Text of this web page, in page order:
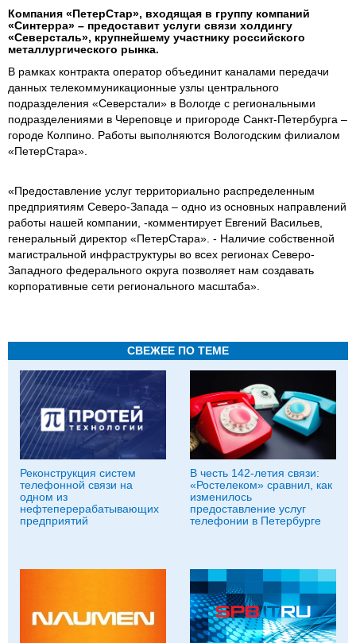
Компания «ПетерСтар», входящая в группу компаний
«Синтерра» – предоставит услуги связи холдингу
«Северсталь», крупнейшему участнику российского
металлургического рынка.
В рамках контракта оператор объединит каналами передачи
данных телекоммуникационные узлы центрального
подразделения «Северстали» в Вологде с региональными
подразделениями в Череповце и пригороде Санкт-Петербурга –
городе Колпино. Работы выполняются Вологодским филиалом
«ПетерСтара».
«Предоставление услуг территориально распределенным
предприятиям Северо-Запада – одно из основных направлений
работы нашей компании, -комментирует Евгений Васильев,
генеральный директор «ПетерСтара». - Наличие собственной
магистральной инфраструктуры во всех регионах Северо-
Западного федерального округа позволяет нам создавать
корпоративные сети регионального масштаба».
СВЕЖЕЕ ПО ТЕМЕ
Реконструкция систем
телефонной связи на
одном из
нефтеперерабатывающих
предприятий
В честь 142-летия связи:
«Ростелеком» сравнил, как
изменилось
предоставление услуг
телефонии в Петербурге